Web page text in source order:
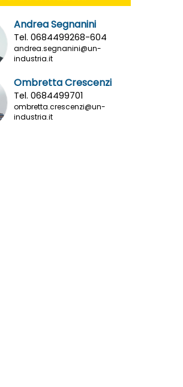
Andrea Segnanini
Tel. 0684499268-604
andrea.segnanini@un-
industria.it
Ombretta Crescenzi
Tel. 0684499701
ombretta.crescenzi@un-
industria.it